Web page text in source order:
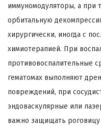
иммуномодуляторы, а при
орбитальную
хирургически, иногда с
химиотерапией. При
противовоспалительные
гематомах выполняют
повреждений, при
эндоваскулярные или
важно защищать